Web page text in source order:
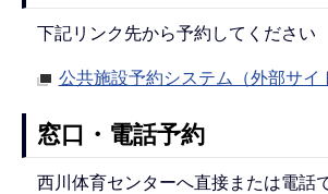
下記リンク先から予約してください
公共施設予約システム（外部サイ
窓口・電話予約
西川体育センターへ直接または電話